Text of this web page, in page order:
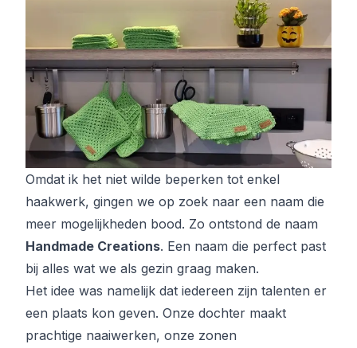
Omdat ik het niet wilde beperken tot enkel
haakwerk, gingen we op zoek naar een naam die
meer mogelijkheden bood. Zo ontstond de naam
Handmade Creations. Een naam die perfect past
bij alles wat we als gezin graag maken.
Het idee was namelijk dat iedereen zijn talenten er
een plaats kon geven. Onze dochter maakt
prachtige naaiwerken, onze zonen